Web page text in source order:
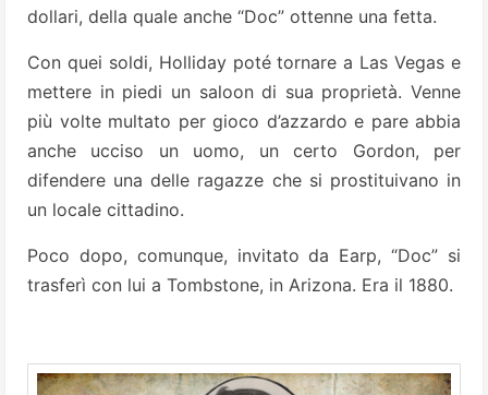
dollari, della quale anche “Doc” ottenne una fetta.
Con quei soldi, Holliday poté tornare a Las Vegas e
mettere in piedi un saloon di sua proprietà. Venne
più volte multato per gioco d’azzardo e pare abbia
anche ucciso un uomo, un certo Gordon, per
difendere una delle ragazze che si prostituivano in
un locale cittadino.
Poco dopo, comunque, invitato da Earp, “Doc” si
trasferì con lui a Tombstone, in Arizona. Era il 1880.